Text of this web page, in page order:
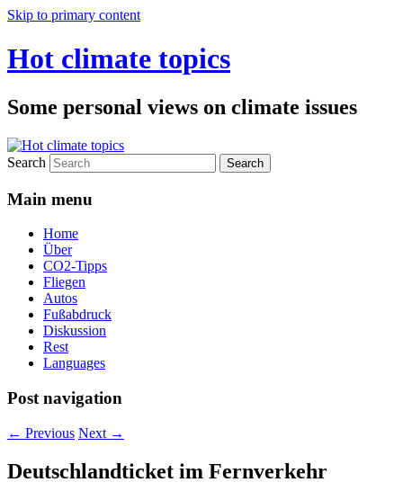
Skip to primary content
Hot climate topics
Some personal views on climate issues
Search
Main menu
Home
Über
CO2-Tipps
Fliegen
Autos
Fußabdruck
Diskussion
Rest
Languages
Post navigation
← Previous Next →
Deutschlandticket im Fernverkehr